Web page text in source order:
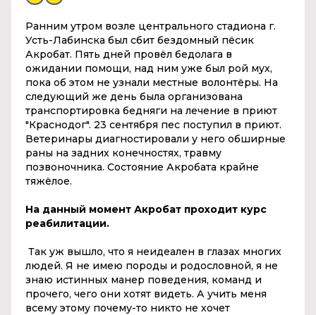
Ранним утром возле центрального стадиона г.
Усть-Лабинска был сбит бездомный пёсик
Акробат. Пять дней провёл бедолага в
ожидании помощи, над ним уже был рой мух,
пока об этом не узнали местные волонтёры. На
следующий же день была организована
транспортировка бедняги на лечение в приют
"Краснодог". 23 сентября пес поступил в приют.
Ветеринары диагностировали у него обширные
раны на задних конечностях, травму
позвоночника. Состояние Акробата крайне
тяжёлое.
На данный момент Акробат проходит курс
реабилитации.
Так уж вышло, что я неидеален в глазах многих
людей. Я не имею породы и родословной, я не
знаю истинных манер поведения, команд и
прочего, чего они хотят видеть. А учить меня
всему этому почему-то никто не хочет